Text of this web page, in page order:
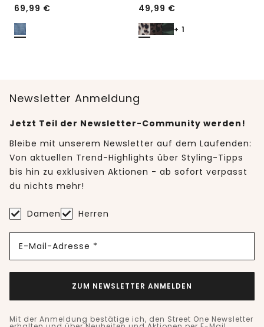
69,99 € 49,99 €
+ 1
Newsletter Anmeldung
Jetzt Teil der Newsletter-Community werden!
Bleibe mit unserem Newsletter auf dem Laufenden:
Von aktuellen Trend-Highlights über Styling-Tipps
bis hin zu exklusiven Aktionen - ab sofort verpasst
du nichts mehr!
Damen Herren
E-Mail-Adresse *
ZUM NEWSLETTER ANMELDEN
Mit der Anmeldung bestätige ich, den Street One Newsletter